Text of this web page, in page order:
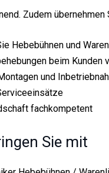
Zudem
Hebebühnen und
beim Kunden
und
fachkompetent
Sie mit